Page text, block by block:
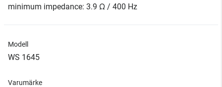
minimum impedance: 3.9 Ω / 400 Hz
Modell
WS 1645
Varumärke